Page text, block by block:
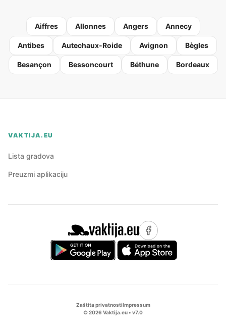
Aiffres Allonnes Angers Annecy
Antibes Autechaux-Roide Avignon Bègles
Besançon Bessoncourt Béthune Bordeaux
VAKTIJA.EU
Lista gradova
Preuzmi aplikaciju
Zaštita privatnostiImpressum
©2026 Vaktija.eu • v7.0